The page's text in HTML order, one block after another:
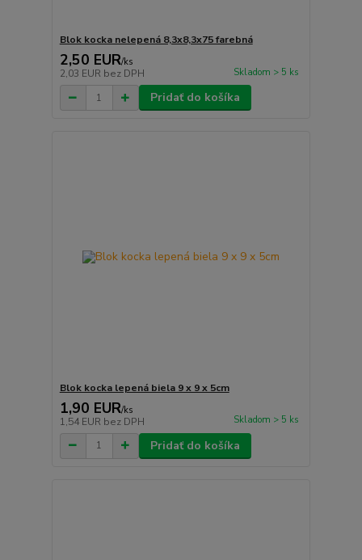
Blok kocka nelepená 8,3x8,3x75 farebná
2,50 EUR/ks
2,03 EUR bez DPH Skladom > 5 ks
Pridať do košíka
Blok kocka lepená biela 9 x 9 x 5cm
1,90 EUR/ks
1,54 EUR bez DPH Skladom > 5 ks
Pridať do košíka